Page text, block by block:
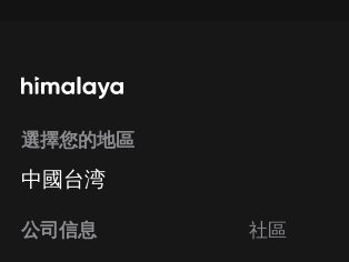
選擇您的地區
中國台湾
公司信息 社區